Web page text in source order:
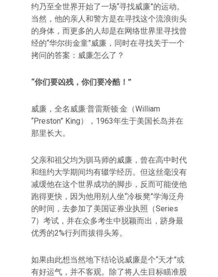
约乃至全世界开始了一场“寻找威廉”的运动。
当然，他的亲人和警方是在寻找这个流浪街头
的身体，而更多的人却是在网络世界里寻找曾
经的“华尔街金童”威廉，同时在寻找关于一个
拷问的答案：威廉怎么了？
“你们要凶残，你们要冷酷！”
威廉，全名威廉·普雷斯顿·金（William
“Preston” King），1963年生于美国长岛并在
那里长大。
父亲和祖父均为驯马师的威廉，曾在高中时代
和纽约大学期间均有辍学经历。但这丝毫没有
减缓他在这个世界成功的脚步，反而可能使他
跑得更快，因为他用别人坐“冷板凳”学海泛舟
的时间，去参加了美国证券业执照（Series
7）考试，并在众多考生中脱颖而出，跻身最
优秀的2%行列而拔得头筹。
如果由此想当然地下结论说威廉是个“天才”或
有好运气，并不客观。除了将人生目标瞄准股